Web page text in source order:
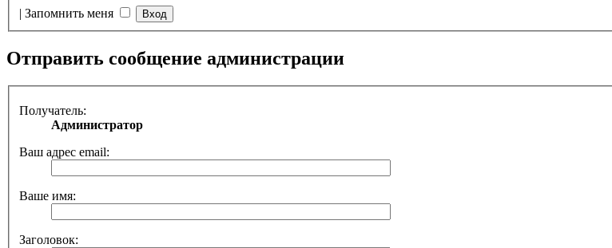
| Запомнить меня
Отправить сообщение администрации
Получатель:
Администратор
Ваш адрес email:
Ваше имя:
Заголовок: